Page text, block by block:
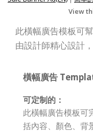
View
此橫幅廣告模板可
由設計師精心設計
橫幅廣告
可定制的：
此橫幅廣告模板可
括內容、顏色、背